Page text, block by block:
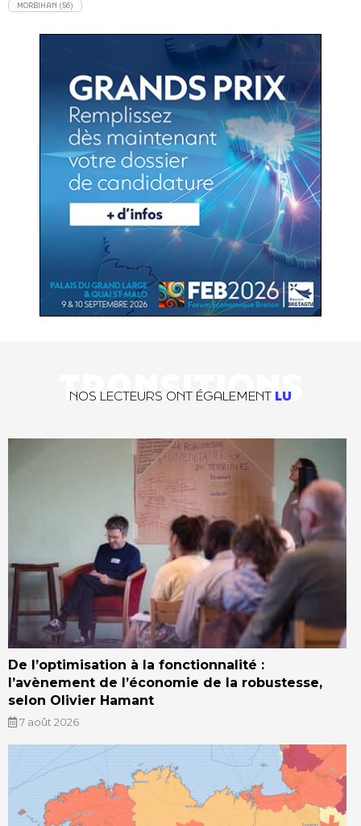
MORBIHAN (56)
TRANSITIONS
NOS LECTEURS ONT ÉGALEMENT LU
De l’optimisation à la fonctionnalité :
l’avènement de l’économie de la robustesse,
selon Olivier Hamant
7 août 2026